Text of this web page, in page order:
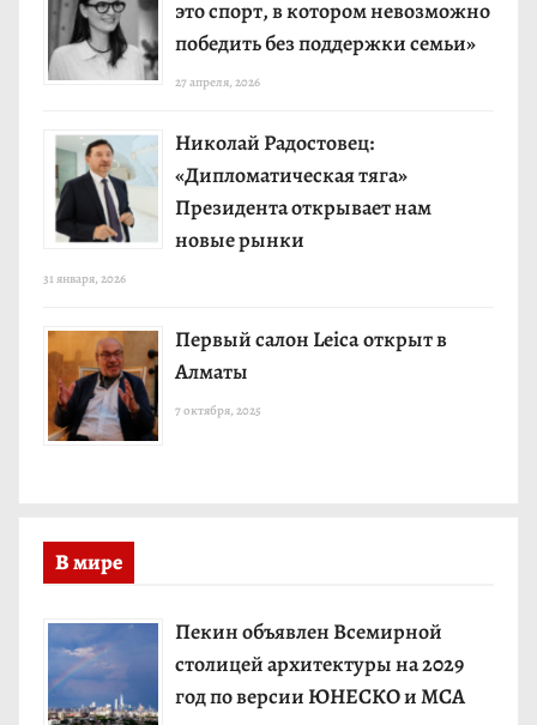
это спорт, в котором невозможно
победить без поддержки семьи»
27 апреля, 2026
Николай Радостовец:
«Дипломатическая тяга»
Президента открывает нам
новые рынки
31 января, 2026
Первый салон Leica открыт в
Алматы
7 октября, 2025
В мире
Пекин объявлен Всемирной
столицей архитектуры на 2029
год по версии ЮНЕСКО и МСА